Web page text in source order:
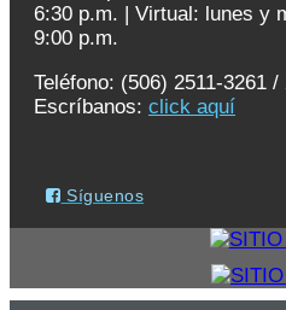
6:30 p.m. | Virtual: lunes y
9:00 p.m.
Teléfono: (506) 2511-3261 /
Escríbanos: click aquí
Síguenos